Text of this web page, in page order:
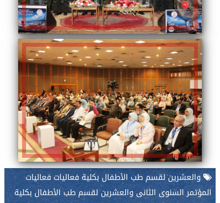
والعشرين لقسم طب الأطفال بكلية فعاليات فعاليات
المؤتمر السنوى الثانى والعشرين لقسم طب الأطفال بكلية